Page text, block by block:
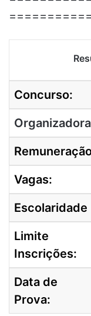
Concurso:
Vagas:
Escolaridade
Limite
Inscrições:
Data de
Prova: